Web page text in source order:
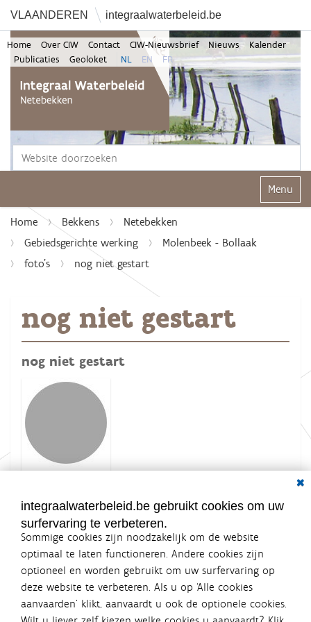
VLAANDEREN integraalwaterbeleid.be
Home Over CIW Contact CIW-Nieuwsbrief Nieuws
Kalender
Publicaties
Geoloket NL EN FR
Klap
Home Bekkens
Netebekken
Gebiedsgerichte werking
Molenbeek - Bollaak
foto's
nog niet gestart
nog niet gestart
nog niet gestart
k
v
o
r
d
v
o
l
integraalwaterbeleid.be gebruikt cookies om uw
surfervaring te verbeteren.
Sommige cookies zijn noodzakelijk om de website
optimaal te laten functioneren. Andere cookies zijn
optioneel en worden gebruikt om uw surfervaring op
deze website te verbeteren. Als u op ‘Alle cookies
aanvaarden’ klikt, aanvaardt u ook de optionele cookies.
Integraalwaterbeleid.be is een
officiële website van de Vlaamse
overheid